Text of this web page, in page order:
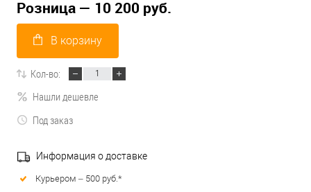
Розница — 10 200 руб.
В корзину
Кол-во:
Нашли дешевле
Под заказ
Информация о доставке
Курьером – 500 руб.*